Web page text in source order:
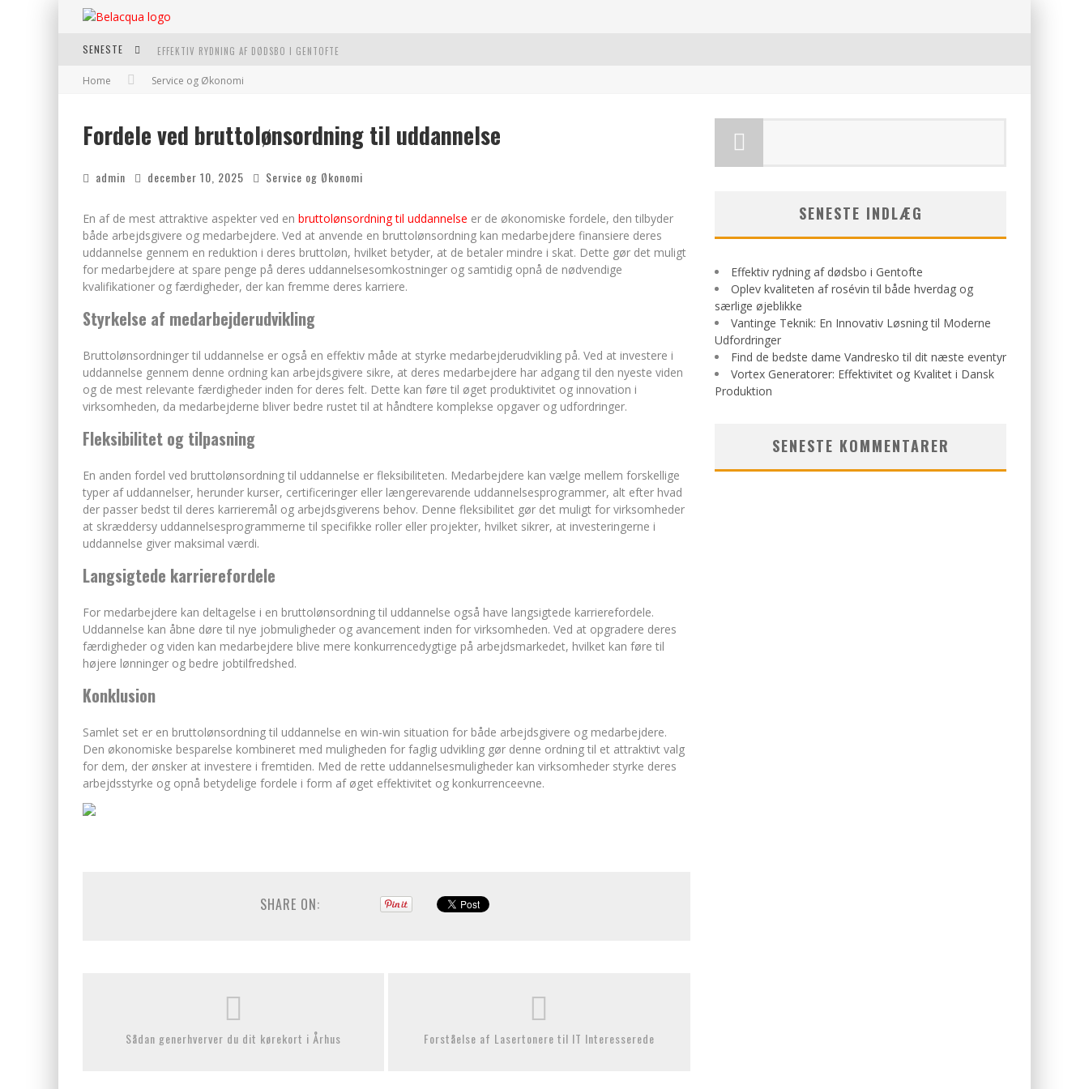
SENESTE EFFEKTIV RYDNING AF DØDSBO I GENTOFTE
OPLEV KVALITETEN AF ROSÉVIN TIL BÅDE HVERDAG OG SÆRLIGE ØJEBLIKKE
FIND DE BEDSTE DAME VANDRESKO TIL DIT NÆSTE EVENTYR
Home Service og Økonomi
Fordele ved bruttolønsordning til uddannelse
admin december 10, 2025 Service og Økonomi
En af de mest attraktive aspekter ved en bruttolønsordning til uddannelse er de økonomiske fordele, den tilbyder
både arbejdsgivere og medarbejdere. Ved at anvende en bruttolønsordning kan medarbejdere finansiere deres
uddannelse gennem en reduktion i deres bruttoløn, hvilket betyder, at de betaler mindre i skat. Dette gør det muligt
for medarbejdere at spare penge på deres uddannelsesomkostninger og samtidig opnå de nødvendige
kvalifikationer og færdigheder, der kan fremme deres karriere.
Styrkelse af medarbejderudvikling
Bruttolønsordninger til uddannelse er også en effektiv måde at styrke medarbejderudvikling på. Ved at investere i
uddannelse gennem denne ordning kan arbejdsgivere sikre, at deres medarbejdere har adgang til den nyeste viden
og de mest relevante færdigheder inden for deres felt. Dette kan føre til øget produktivitet og innovation i
virksomheden, da medarbejderne bliver bedre rustet til at håndtere komplekse opgaver og udfordringer.
Fleksibilitet og tilpasning
En anden fordel ved bruttolønsordning til uddannelse er fleksibiliteten. Medarbejdere kan vælge mellem forskellige
typer af uddannelser, herunder kurser, certificeringer eller længerevarende uddannelsesprogrammer, alt efter hvad
der passer bedst til deres karrieremål og arbejdsgiverens behov. Denne fleksibilitet gør det muligt for virksomheder
at skræddersy uddannelsesprogrammerne til specifikke roller eller projekter, hvilket sikrer, at investeringerne i
uddannelse giver maksimal værdi.
Langsigtede karrierefordele
For medarbejdere kan deltagelse i en bruttolønsordning til uddannelse også have langsigtede karrierefordele.
Uddannelse kan åbne døre til nye jobmuligheder og avancement inden for virksomheden. Ved at opgradere deres
færdigheder og viden kan medarbejdere blive mere konkurrencedygtige på arbejdsmarkedet, hvilket kan føre til
højere lønninger og bedre jobtilfredshed.
Konklusion
Samlet set er en bruttolønsordning til uddannelse en win-win situation for både arbejdsgivere og medarbejdere.
Den økonomiske besparelse kombineret med muligheden for faglig udvikling gør denne ordning til et attraktivt valg
for dem, der ønsker at investere i fremtiden. Med de rette uddannelsesmuligheder kan virksomheder styrke deres
arbejdsstyrke og opnå betydelige fordele i form af øget effektivitet og konkurrenceevne.
SHARE ON:
Sådan generhverver du dit kørekort i Århus Forståelse af Lasertonere til IT Interesserede
SENESTE INDLÆG
Effektiv rydning af dødsbo i Gentofte
Oplev kvaliteten af rosévin til både hverdag og
særlige øjeblikke
Vantinge Teknik: En Innovativ Løsning til Moderne
Udfordringer
Find de bedste dame Vandresko til dit næste eventyr
Vortex Generatorer: Effektivitet og Kvalitet i Dansk
Produktion
SENESTE KOMMENTARER